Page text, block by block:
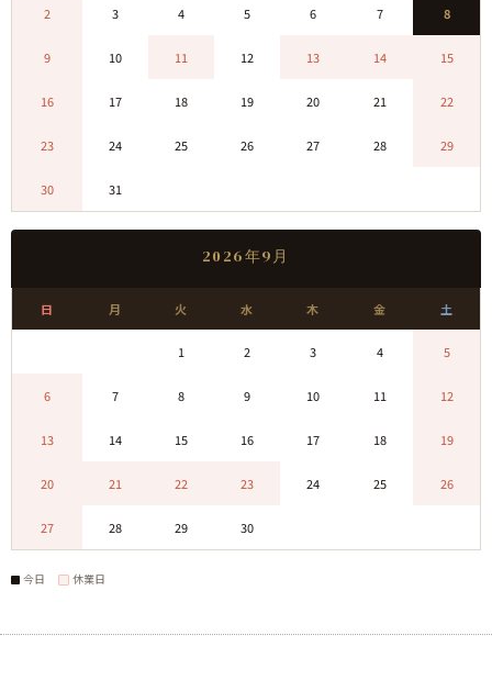
2 3 4 5 6 7 8
9 10 11 12 13 14 15
16 17 18 19 20 21 22
23 24 25 26 27 28 29
30 31
2026年9月
日 月 火 水 木 金 土
1 2 3 4 5
6 7 8 9 10 11 12
13 14 15 16 17 18 19
20 21 22 23 24 25 26
27 28 29 30
今日 休業日